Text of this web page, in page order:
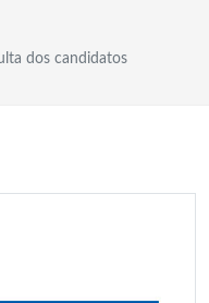
dos candidatos